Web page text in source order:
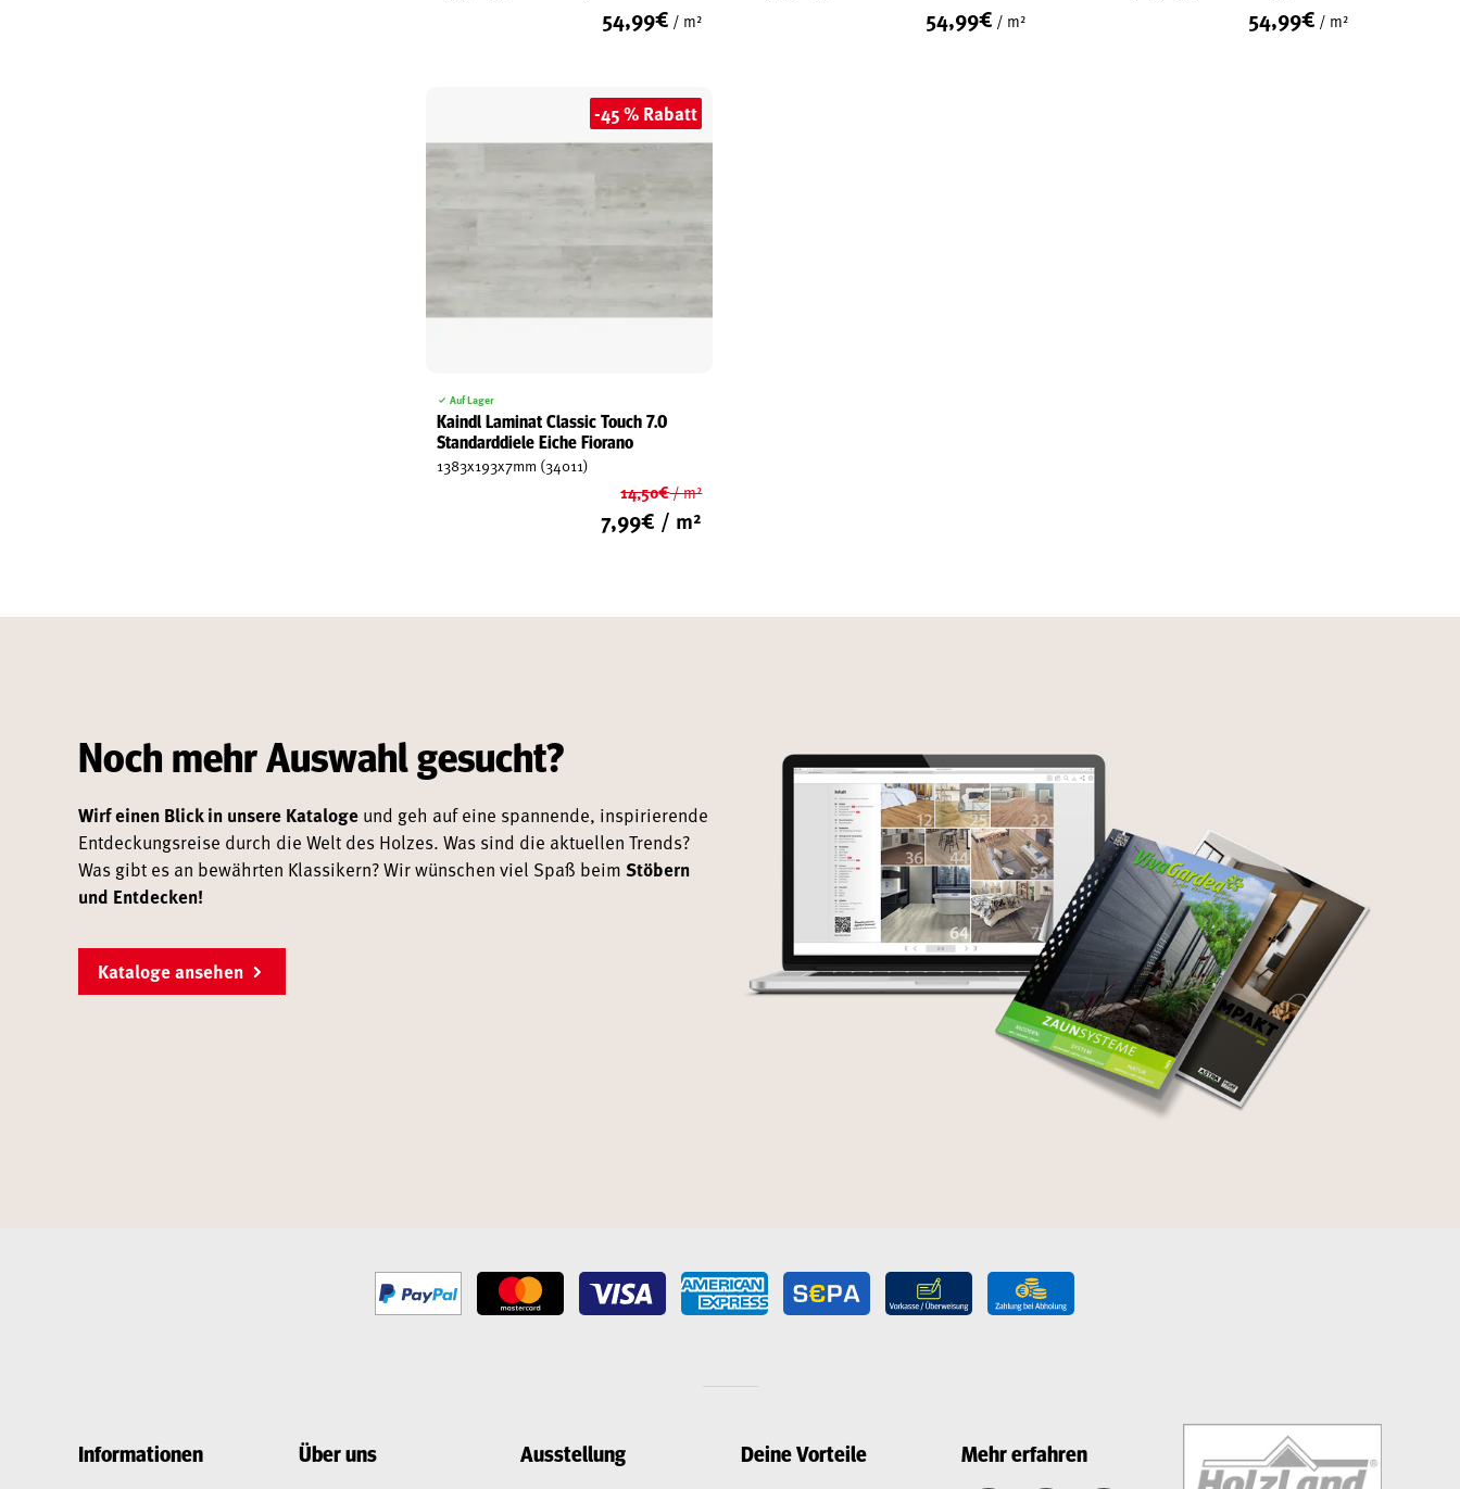
54,99€ / m² 54,99€ / m² 54,99€ / m²
-45 % Rabatt
Auf Lager
Kaindl Laminat Classic Touch 7.0
Standarddiele Eiche Fiorano
1383x193x7mm (34011)
14,50€/ m²
7,99€ / m²
7,99€.
Noch mehr Auswahl gesucht?
Wirf einen Blick in unsere Kataloge und geh auf eine spannende, inspirierende
Entdeckungsreise durch die Welt des Holzes. Was sind die aktuellen Trends?
Was gibt es an bewährten Klassikern? Wir wünschen viel Spaß beim Stöbern
und Entdecken!
Kataloge ansehen
Informationen Über uns Ausstellung Deine Vorteile Mehr erfahren